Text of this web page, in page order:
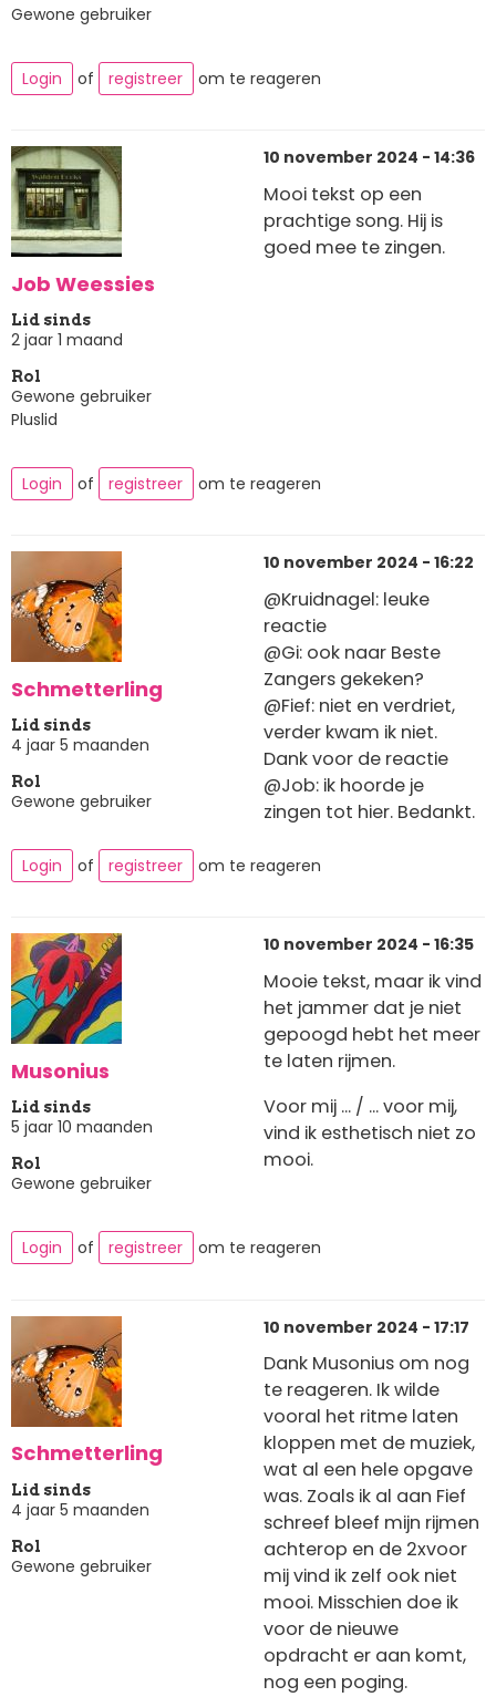
Gewone gebruiker
Login of registreer om te reageren
Job Weessies
Lid sinds
2 jaar 1 maand
Rol
Gewone gebruiker
Pluslid
10 november 2024 - 14:36
Mooi tekst op een
prachtige song. Hij is
goed mee te zingen.
Login of registreer om te reageren
Schmetterling
Lid sinds
4 jaar 5 maanden
Rol
Gewone gebruiker
10 november 2024 - 16:22
@Kruidnagel: leuke
reactie
@Gi: ook naar Beste
Zangers gekeken?
@Fief: niet en verdriet,
verder kwam ik niet.
Dank voor de reactie
@Job: ik hoorde je
zingen tot hier. Bedankt.
Login of registreer om te reageren
Musonius
Lid sinds
5 jaar 10 maanden
Rol
Gewone gebruiker
10 november 2024 - 16:35
Mooie tekst, maar ik vind
het jammer dat je niet
gepoogd hebt het meer
te laten rijmen.
Voor mij ... / ... voor mij,
vind ik esthetisch niet zo
mooi.
Login of registreer om te reageren
Schmetterling
Lid sinds
4 jaar 5 maanden
Rol
Gewone gebruiker
10 november 2024 - 17:17
Dank Musonius om nog
te reageren. Ik wilde
vooral het ritme laten
kloppen met de muziek,
wat al een hele opgave
was. Zoals ik al aan Fief
schreef bleef mijn rijmen
achterop en de 2xvoor
mij vind ik zelf ook niet
mooi. Misschien doe ik
voor de nieuwe
opdracht er aan komt,
nog een poging.